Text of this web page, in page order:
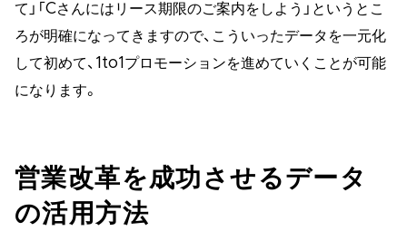
て」「Cさんにはリース期限のご案内をしよう」というとこ
ろが明確になってきますので、こういったデータを一元化
して初めて、1to1プロモーションを進めていくことが可能
になります。
営業改革を成功させるデータ
の活用方法